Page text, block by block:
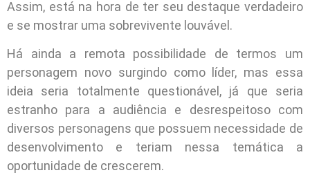
Assim, está na hora de ter seu destaque verdadeiro
e se mostrar uma sobrevivente louvável.
Há ainda a remota possibilidade de termos um
personagem novo surgindo como líder, mas essa
ideia seria totalmente questionável, já que seria
estranho para a audiência e desrespeitoso com
diversos personagens que possuem necessidade de
desenvolvimento e teriam nessa temática a
oportunidade de crescerem.